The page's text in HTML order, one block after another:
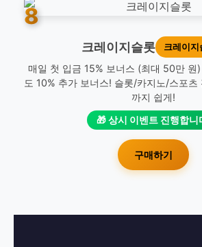
8
크레이지슬롯 크레이지
매일 첫 입금 15% 보너스 (최대 50만 원
도 10% 추가 보너스! 슬롯/카지노/스포츠
까지 쉽게!
🎁 상시 이벤트 진행합니
구매하기